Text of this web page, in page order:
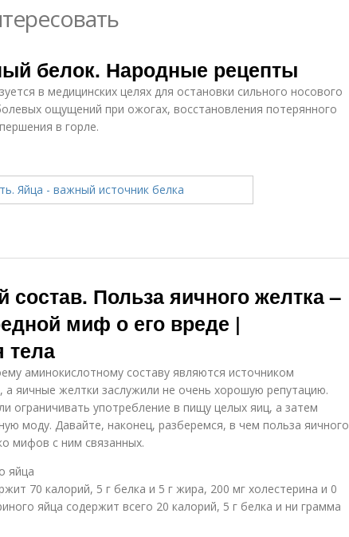
белок. Народные рецепты
в медицинских целях для остановки сильного носового
ощущений при ожогах, восстановления потерянного
в горле.
Польза яичного желтка –
миф о его вреде |
тела
аминокислотному составу являются источником
а яичные желтки заслужили не очень хорошую репутацию.
ограничивать употребление в пищу целых яиц, а затем
моду. Давайте, наконец, разберемся, в чем польза яичного
мифов с ним связанных.
яйца
70 калорий, 5 г белка и 5 г жира, 200 мг холестерина и 0
яйца содержит всего 20 калорий, 5 г белка и ни грамма